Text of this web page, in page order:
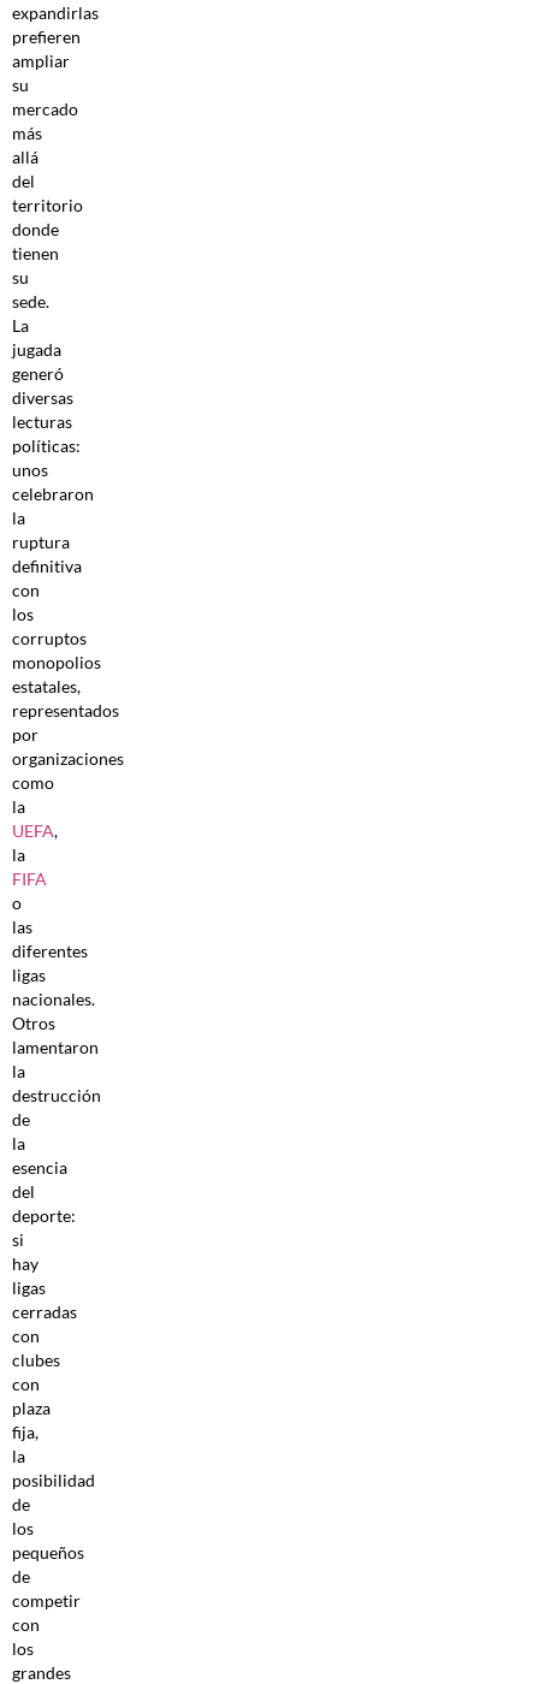
expandirlas
prefieren
ampliar
su
mercado
más
allá
del
territorio
donde
tienen
su
sede.
La
jugada
generó
diversas
lecturas
políticas:
unos
celebraron
la
ruptura
definitiva
con
los
corruptos
monopolios
estatales,
representados
por
organizaciones
como
la
UEFA,
la
FIFA
o
las
diferentes
ligas
nacionales.
Otros
lamentaron
la
destrucción
de
la
esencia
del
deporte:
si
hay
ligas
cerradas
con
clubes
con
plaza
fija,
la
posibilidad
de
los
pequeños
de
competir
con
los
grandes